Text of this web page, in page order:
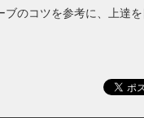
ブのコツを参考に、上達